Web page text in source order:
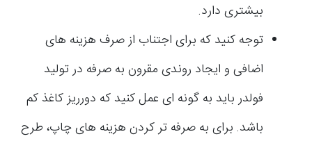
بیشتری دارد.
توجه کنید که برای اجتناب از صرف هزینه‌ های
اضافی و ایجاد روندی مقرون به ‌صرفه در تولید
فولدر باید به گونه ‌ای عمل کنید که دورریز کاغذ کم
باشد. برای به ‌صرفه ‌تر کردن هزینه‌ های چاپ، طرح